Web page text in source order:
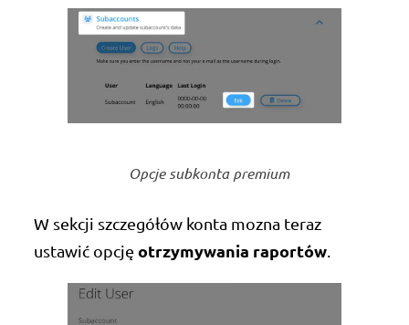
Opcje subkonta premium
W sekcji szczegółów konta mozna teraz
ustawić opcjęotrzymywania raportów